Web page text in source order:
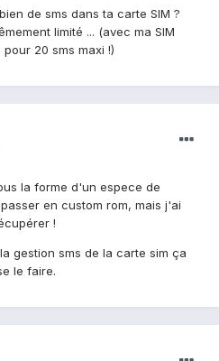
de sms dans ta carte SIM ?
limité ... (avec ma SIM
20 sms maxi !)
la forme d'un espece de
en custom rom, mais j'ai
!
gestion sms de la carte sim ça
le faire.